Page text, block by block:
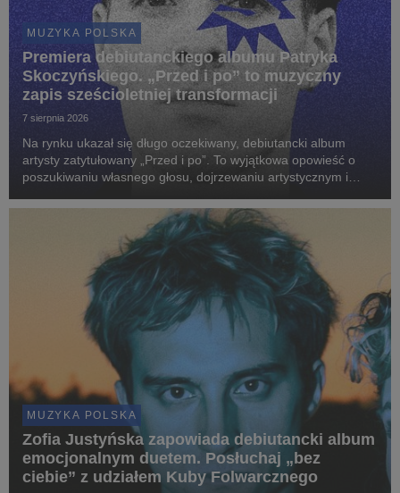
MUZYKA POLSKA
Premiera debiutanckiego albumu Patryka
Skoczyńskiego. „Przed i po” to muzyczny
zapis sześcioletniej transformacji
7 sierpnia 2026
Na rynku ukazał się długo oczekiwany, debiutancki album
artysty zatytułowany „Przed i po”. To wyjątkowa opowieść o
poszukiwaniu własnego głosu, dojrzewaniu artystycznym i
młodego twórcy.
MUZYKA POLSKA
Zofia Justyńska zapowiada debiutancki album
emocjonalnym duetem. Posłuchaj „bez
ciebie” z udziałem Kuby Folwarcznego